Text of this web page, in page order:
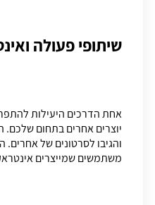
שיתופי פעולה
אחת הדרכים היעילות
יוצרים אחרים בתחום שלכם.
והגיבו לסרטונים של
משתמשים שמייצרים